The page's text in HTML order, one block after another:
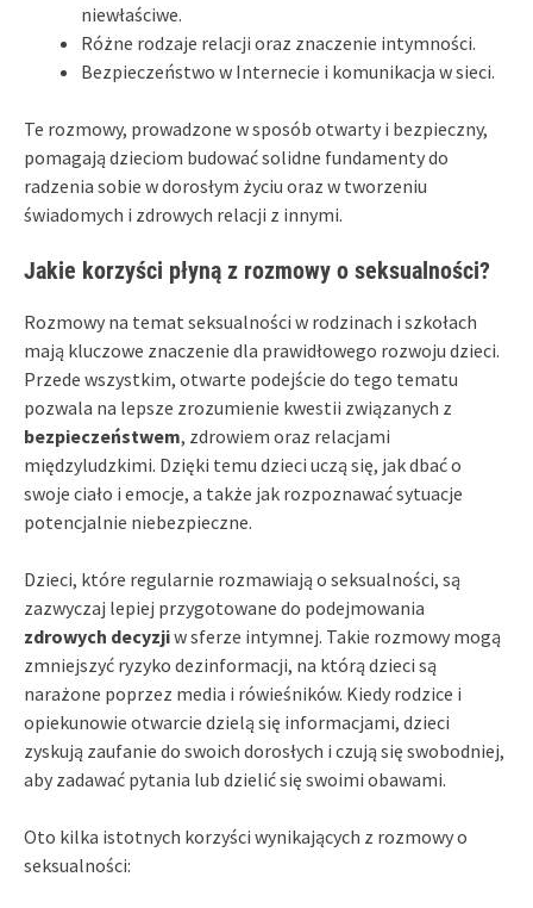
niewłaściwe.
Różne rodzaje relacji oraz znaczenie intymności.
Bezpieczeństwo w Internecie i komunikacja w sieci.
Te rozmowy, prowadzone w sposób otwarty i bezpieczny,
pomagają dzieciom budować solidne fundamenty do
radzenia sobie w dorosłym życiu oraz w tworzeniu
świadomych i zdrowych relacji z innymi.
Jakie korzyści płyną z rozmowy o seksualności?
Rozmowy na temat seksualności w rodzinach i szkołach
mają kluczowe znaczenie dla prawidłowego rozwoju dzieci.
Przede wszystkim, otwarte podejście do tego tematu
pozwala na lepsze zrozumienie kwestii związanych z
bezpieczeństwem, zdrowiem oraz relacjami
międzyludzkimi. Dzięki temu dzieci uczą się, jak dbać o
swoje ciało i emocje, a także jak rozpoznawać sytuacje
potencjalnie niebezpieczne.
Dzieci, które regularnie rozmawiają o seksualności, są
zazwyczaj lepiej przygotowane do podejmowania
zdrowych decyzjiw sferze intymnej. Takie rozmowy mogą
zmniejszyć ryzyko dezinformacji, na którą dzieci są
narażone poprzez media i rówieśników. Kiedy rodzice i
opiekunowie otwarcie dzielą się informacjami, dzieci
zyskują zaufanie do swoich dorosłych i czują się swobodniej,
aby zadawać pytania lub dzielić się swoimi obawami.
Oto kilka istotnych korzyści wynikających z rozmowy o
seksualności: